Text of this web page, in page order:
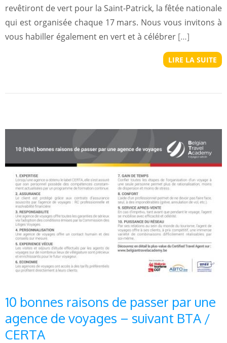
revêtiront de vert pour la Saint-Patrick, la fêtée nationale
qui est organisée chaque 17 mars. Nous vous invitons à
vous habiller également en vert et à célébrer […]
LIRE LA SUITE
10 bonnes raisons de passer par une
agence de voyages – suivant BTA /
CERTA